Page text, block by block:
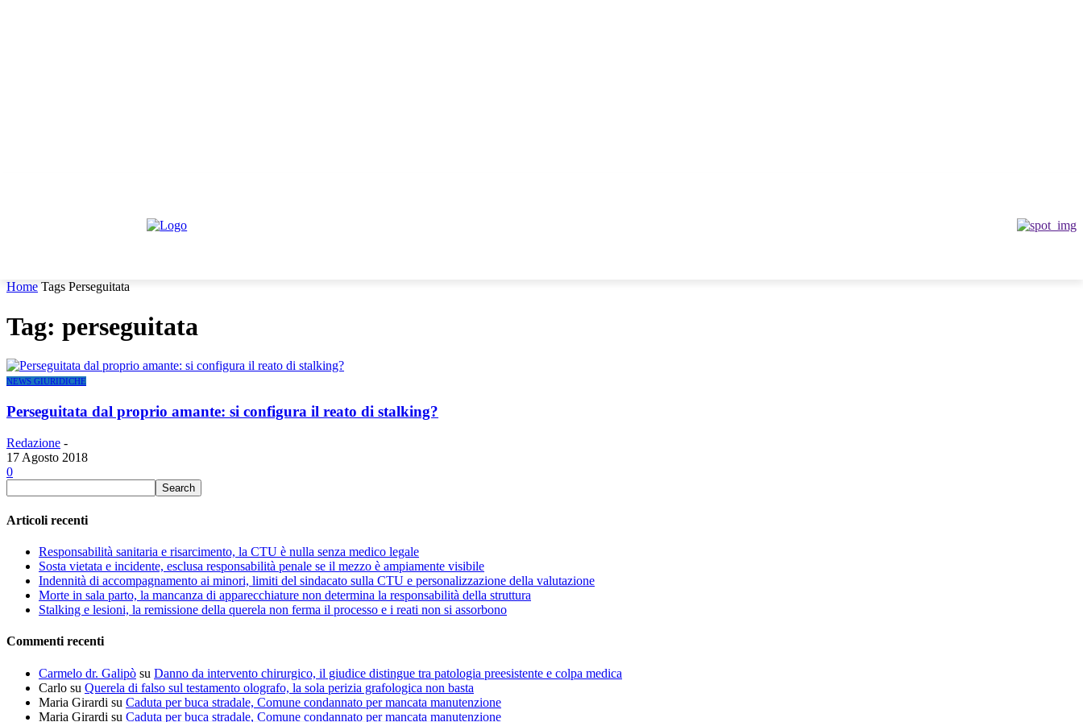
Home Tags Perseguitata
Tag: perseguitata
NEWS GIURIDICHE
Perseguitata dal proprio amante: si configura il reato di stalking?
Redazione -
17 Agosto 2018
0
Articoli recenti
Responsabilità sanitaria e risarcimento, la CTU è nulla senza medico legale
Sosta vietata e incidente, esclusa responsabilità penale se il mezzo è ampiamente visibile
Indennità di accompagnamento ai minori, limiti del sindacato sulla CTU e personalizzazione della valutazione
Morte in sala parto, la mancanza di apparecchiature non determina la responsabilità della struttura
Stalking e lesioni, la remissione della querela non ferma il processo e i reati non si assorbono
Commenti recenti
Carmelo dr. Galipò su Danno da intervento chirurgico, il giudice distingue tra patologia preesistente e colpa medica
Carlo su Querela di falso sul testamento olografo, la sola perizia grafologica non basta
Maria Girardi su Caduta per buca stradale, Comune condannato per mancata manutenzione
Maria Girardi su Caduta per buca stradale, Comune condannato per mancata manutenzione